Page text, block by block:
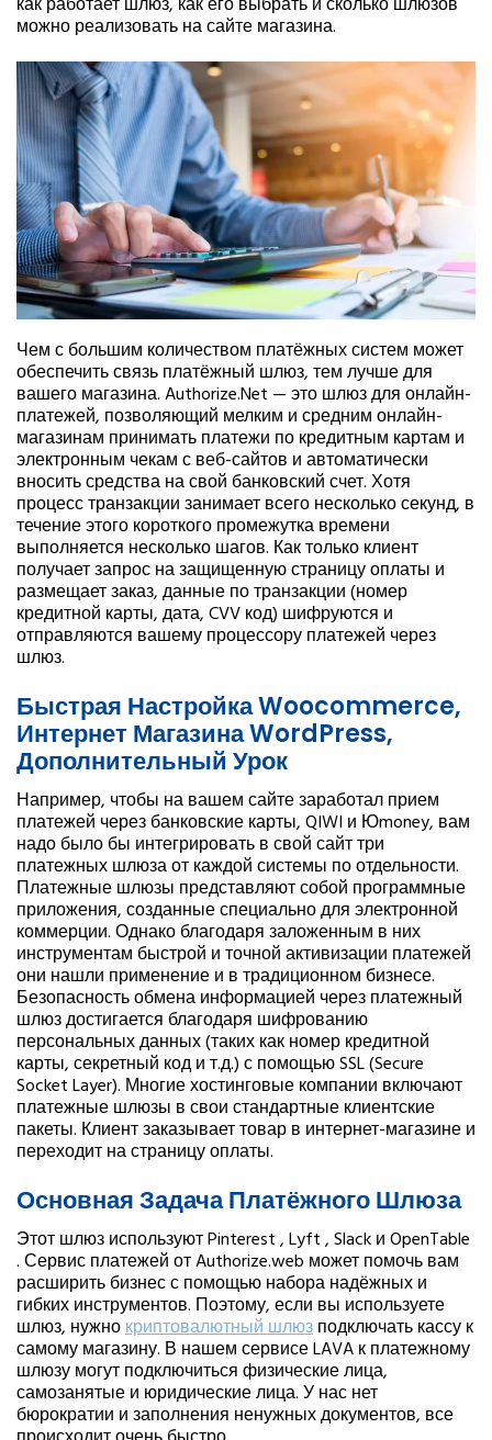
можно реализовать на сайте магазина.
Чем с большим количеством платёжных систем может
обеспечить связь платёжный шлюз, тем лучше для
вашего магазина. Authorize.Net — это шлюз для онлайн-
платежей, позволяющий мелким и средним онлайн-
магазинам принимать платежи по кредитным картам и
электронным чекам с веб-сайтов и автоматически
вносить средства на свой банковский счет. Хотя
процесс транзакции занимает всего несколько секунд, в
течение этого короткого промежутка времени
выполняется несколько шагов. Как только клиент
получает запрос на защищенную страницу оплаты и
размещает заказ, данные по транзакции (номер
кредитной карты, дата, CVV код) шифруются и
отправляются вашему процессору платежей через
шлюз.
Быстрая Настройка Woocommerce,
Интернет Магазина WordPress,
Дополнительный Урок
Например, чтобы на вашем сайте заработал прием
платежей через банковские карты, QIWI и Юmoney, вам
надо было бы интегрировать в свой сайт три
платежных шлюза от каждой системы по отдельности.
Платежные шлюзы представляют собой программные
приложения, созданные специально для электронной
коммерции. Однако благодаря заложенным в них
инструментам быстрой и точной активизации платежей
они нашли применение и в традиционном бизнесе.
Безопасность обмена информацией через платежный
шлюз достигается благодаря шифрованию
персональных данных (таких как номер кредитной
карты, секретный код и т.д.) с помощью SSL (Secure
Socket Layer). Многие хостинговые компании включают
платежные шлюзы в свои стандартные клиентские
пакеты. Клиент заказывает товар в интернет-магазине и
переходит на страницу оплаты.
Основная Задача Платёжного Шлюза
Этот шлюз используют Pinterest , Lyft , Slack и OpenTable
. Сервис платежей от Authorize.web может помочь вам
расширить бизнес с помощью набора надёжных и
гибких инструментов. Поэтому, если вы используете
шлюз, нужнокриптовалютный шлюзподключать кассу к
самому магазину. В нашем сервисе LAVA к платежному
шлюзу могут подключиться физические лица,
самозанятые и юридические лица. У нас нет
бюрократии и заполнения ненужных документов, все